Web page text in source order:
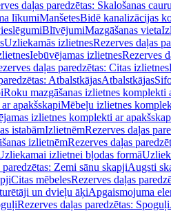
daļas paredzētas: Skalošanas
līkumiManšetesBidē kanalizācijas
BlīvējumiMazgāšanas vieta
Uzliekamās izlietnesRezerves daļas
Iebūvējamas izlietnesRezerves
daļas paredzētas: Citas izlietnes
AtbalstkājasAtbalstkājas
Roku mazgāšanas izlietnes komplekti
apakšskapiMēbeļu izlietnes
izlietnes komplekti ar
istabāmIzlietnēmRezerves daļas
izlietnēmRezerves daļas
izlietnei bļodas formā
Zemi sānu skapjiAugsti
Citas mēbelesRezerves daļas
un dvieļu āķiApgaismojuma
Rezerves daļas paredzētas: Spoguļi